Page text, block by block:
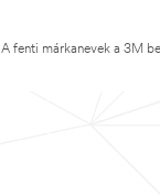
A fenti márkanevek a 3M